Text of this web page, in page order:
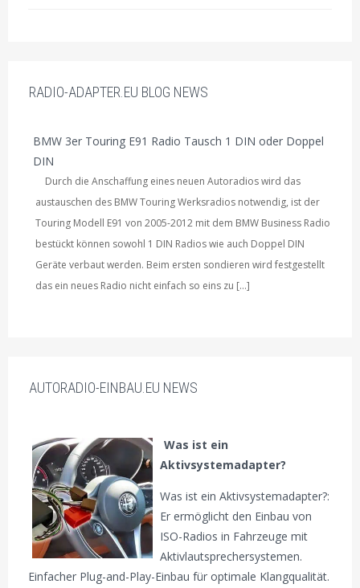
RADIO-ADAPTER.EU BLOG NEWS
BMW 3er Touring E91 Radio Tausch 1 DIN oder Doppel
DIN
Durch die Anschaffung eines neuen Autoradios wird das
austauschen des BMW Touring Werksradios notwendig, ist der
Touring Modell E91 von 2005-2012 mit dem BMW Business Radio
bestückt können sowohl 1 DIN Radios wie auch Doppel DIN
Geräte verbaut werden. Beim ersten sondieren wird festgestellt
das ein neues Radio nicht einfach so eins zu […]
AUTORADIO-EINBAU.EU NEWS
Was ist ein
Aktivsystemadapter?
Was ist ein Aktivsystemadapter?:
Er ermöglicht den Einbau von
ISO-Radios in Fahrzeuge mit
Aktivlautsprechersystemen.
Einfacher Plug-and-Play-Einbau für optimale Klangqualität.